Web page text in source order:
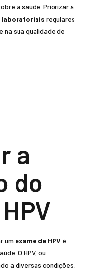
a saúde. Priorizar a
laboratoriais regulares
na sua qualidade de
a
do
um exame de HPV é
O HPV, ou
a diversas condições,